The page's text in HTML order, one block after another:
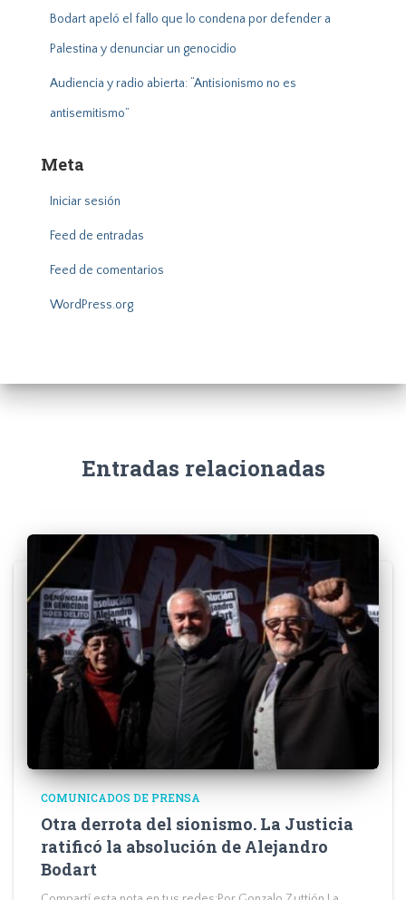
Bodart apeló el fallo que lo condena por defender a
Palestina y denunciar un genocidio
Audiencia y radio abierta: “Antisionismo no es
antisemitismo”
Meta
Iniciar sesión
Feed de entradas
Feed de comentarios
WordPress.org
Entradas relacionadas
COMUNICADOS DE PRENSA
Otra derrota del sionismo. La Justicia
ratificó la absolución de Alejandro
Bodart